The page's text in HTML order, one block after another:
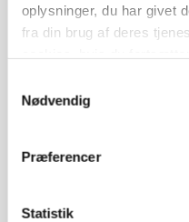
oplysninger, du har givet
fra din brug af deres
Nødvendig
Præferencer
Statistik
Maskiner
Få aktuelle
Ved tilmelding af